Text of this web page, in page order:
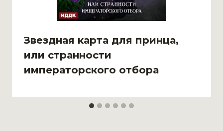
Звездная карта для принца,
или странности
императорского отбора